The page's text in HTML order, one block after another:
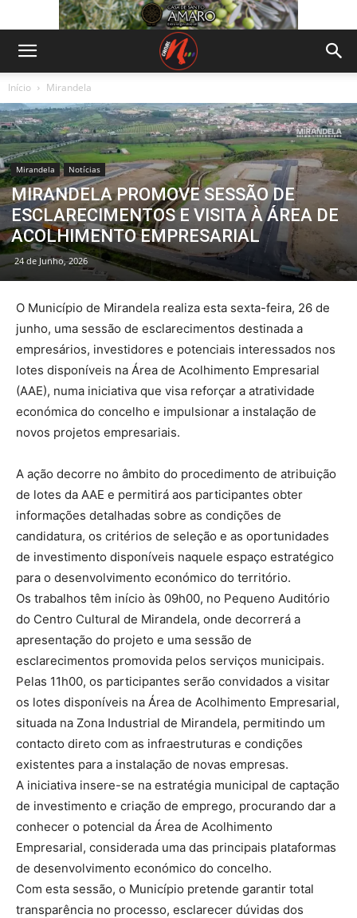
Início Mirandela
Mirandela Notícias
MIRANDELA PROMOVE SESSÃO DE
ESCLARECIMENTOS E VISITA À ÁREA DE
ACOLHIMENTO EMPRESARIAL
24 de Junho, 2026
O Município de Mirandela realiza esta sexta-feira, 26 de
junho, uma sessão de esclarecimentos destinada a
empresários, investidores e potenciais interessados nos
lotes disponíveis na Área de Acolhimento Empresarial
(AAE), numa iniciativa que visa reforçar a atratividade
económica do concelho e impulsionar a instalação de
novos projetos empresariais.
A ação decorre no âmbito do procedimento de atribuição
de lotes da AAE e permitirá aos participantes obter
informações detalhadas sobre as condições de
candidatura, os critérios de seleção e as oportunidades
de investimento disponíveis naquele espaço estratégico
para o desenvolvimento económico do território.
Os trabalhos têm início às 09h00, no Pequeno Auditório
do Centro Cultural de Mirandela, onde decorrerá a
apresentação do projeto e uma sessão de
esclarecimentos promovida pelos serviços municipais.
Pelas 11h00, os participantes serão convidados a visitar
os lotes disponíveis na Área de Acolhimento Empresarial,
situada na Zona Industrial de Mirandela, permitindo um
contacto direto com as infraestruturas e condições
existentes para a instalação de novas empresas.
A iniciativa insere-se na estratégia municipal de captação
de investimento e criação de emprego, procurando dar a
conhecer o potencial da Área de Acolhimento
Empresarial, considerada uma das principais plataformas
de desenvolvimento económico do concelho.
Com esta sessão, o Município pretende garantir total
transparência no processo, esclarecer dúvidas dos